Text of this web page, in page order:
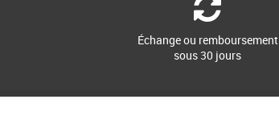
Échange ou remboursement
sous 30 jours